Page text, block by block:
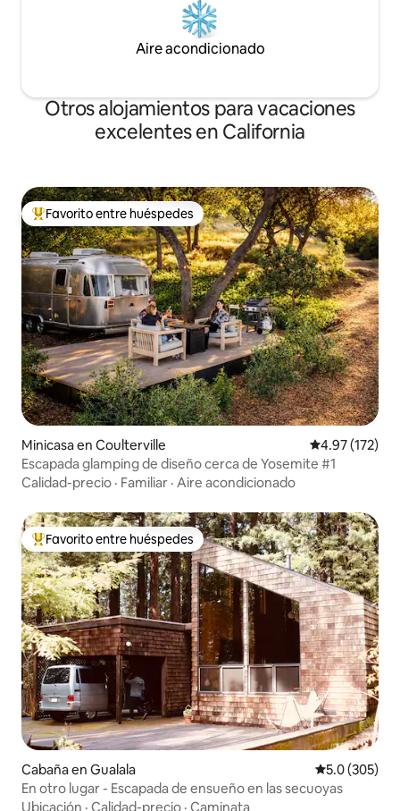
Aire acondicionado
Otros alojamientos para vacaciones
excelentes en California
Favorito entre huéspedes preferido
Favorito entre huéspedes
Minicasa en Coulterville Calificación
4.97 (172)
Escapada glamping de diseño cerca de Yosemite #1
Calidad-precio · Familiar · Aire acondicionado
Favorito entre huéspedes preferido
Favorito entre huéspedes
Cabaña en Gualala Calificación
5.0 (305)
En otro lugar - Escapada de ensueño en las secuoyas
Ubicación · Calidad-precio · Caminata